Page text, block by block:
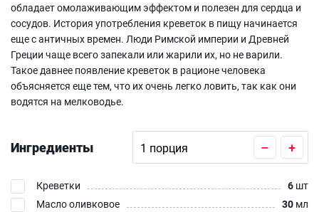
обладает омолаживающим эффектом и полезен для сердца и
сосудов. История употребления креветок в пищу начинается
еще с античных времен. Люди Римской империи и Древней
Греции чаще всего запекали или жарили их, но не варили.
Такое давнее появление креветок в рационе человека
объясняется еще тем, что их очень легко ловить, так как они
водятся на мелководье.
Ингредиенты – +
Креветки 6 шт
Масло оливковое
30 мл